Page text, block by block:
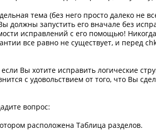
тема (без него просто далеко не
должны запустить его вначале без
исправлений с его помощью!
все равно не существует, и перед
Вы хотите исправить логические
с удовольствием от того, что Вы
вопрос:
расположена Таблица разделов.